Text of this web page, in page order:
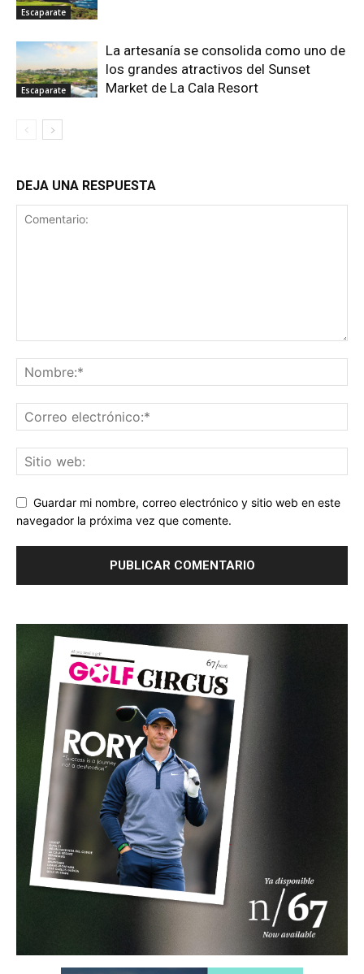
Escaparate
Escaparate
La artesanía se consolida como uno de
los grandes atractivos del Sunset
Market de La Cala Resort
DEJA UNA RESPUESTA
Guardar mi nombre, correo electrónico y sitio web en este
navegador la próxima vez que comente.